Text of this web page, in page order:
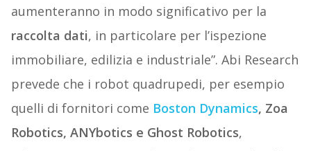
aumenteranno in modo significativo per la
raccolta dati, in particolare per l’ispezione
immobiliare, edilizia e industriale”. Abi Research
prevede che i robot quadrupedi, per esempio
quelli di fornitori come Boston Dynamics, Zoa
Robotics, ANYbotics e Ghost Robotics,